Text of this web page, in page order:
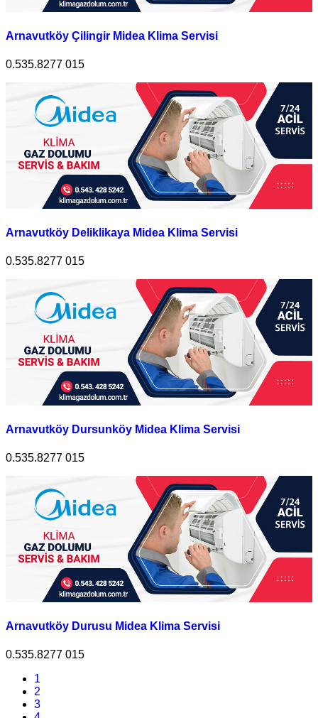
Arnavutköy Çilingir Midea Klima Servisi
0.535.8277 015
Arnavutköy Deliklikaya Midea Klima Servisi
0.535.8277 015
Arnavutköy Dursunköy Midea Klima Servisi
0.535.8277 015
Arnavutköy Durusu Midea Klima Servisi
0.535.8277 015
1
2
3